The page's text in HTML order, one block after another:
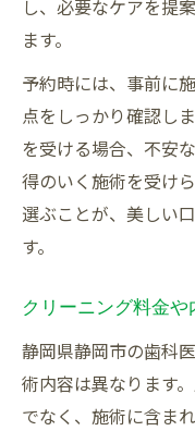
し、必要なケアを提
ます。
予約時には、事前に
点をしっかり確認し
を受ける場合、不安
得のいく施術を受け
選ぶことが、美しい
す。
クリーニング料金
静岡県静岡市の歯科
術内容は異なります
でなく、施術に含ま